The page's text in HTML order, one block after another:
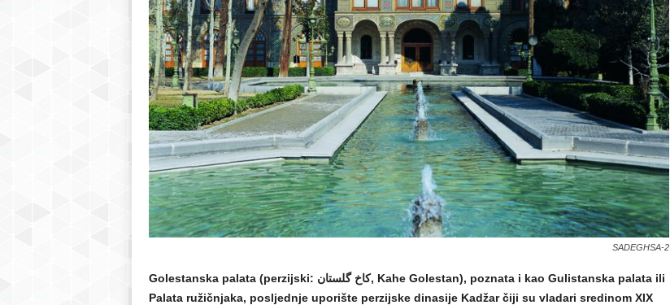
r
S
a
r
a
j
v
SADEGHSA-2
Golestanska palata (perzijski: کاخ گلستان, Kahe Golestan), poznata i kao Gulistanska palata ili
Palata ružičnjaka, posljednje uporište perzijske dinasije Kadžar čiji su vladari sredinom XIX